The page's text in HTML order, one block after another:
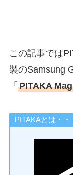
この記事では
製のSamsung
「 PITAKA
PITAKAとは・・